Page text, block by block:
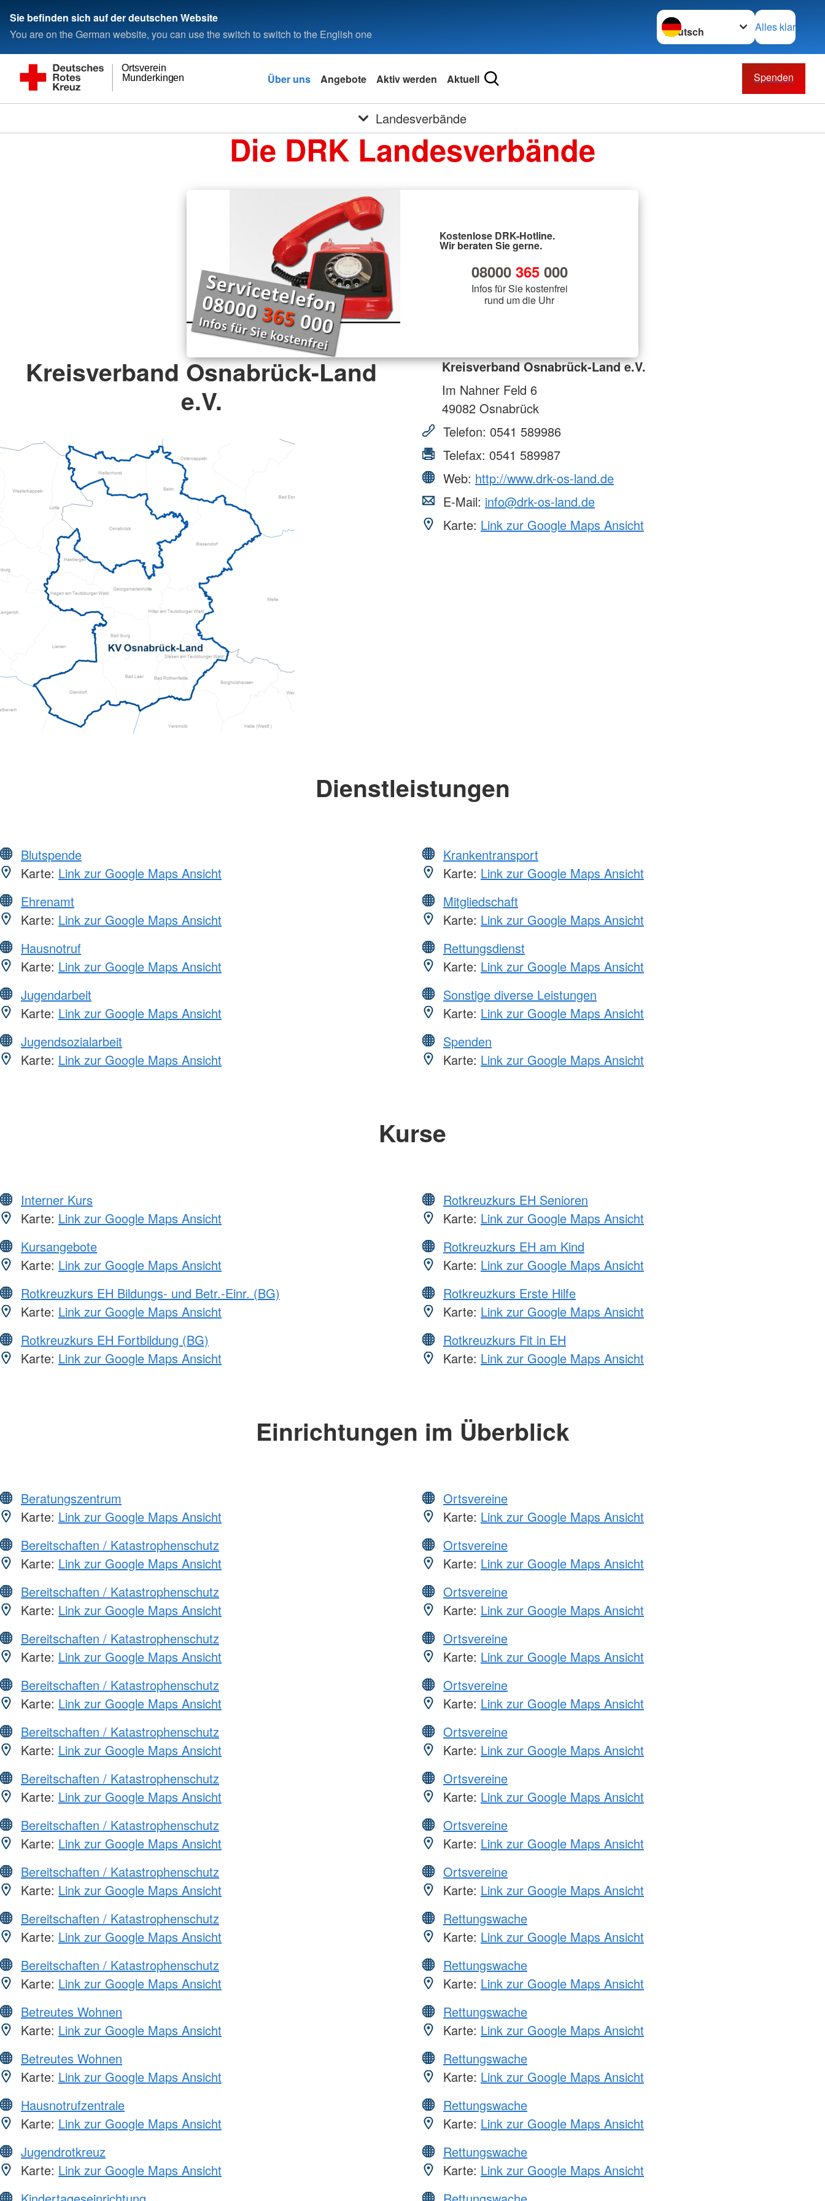
Sie befinden sich auf der deutschen Website
You are on the German website, you can use the switch to switch to the English one
Sprache wechseln zu
Alles klar
Munderkingen
Ortsverein
Über uns Angebote Aktiv werden Aktuell Spenden
Landesverbände
Die DRK Landesverbände
Kostenlose DRK-Hotline.
Wir beraten Sie gerne.
08000 365000
Infos für Sie kostenfrei
rund um die Uhr
Kreisverband Osnabrück-Land
e.V.
Kreisverband Osnabrück-Land e.V.
Im Nahner Feld 6
49082 Osnabrück
Telefon: 0541 589986
Telefax: 0541 589987
Web: http://www.drk-os-land.de
E-Mail: info@drk-os-land.de
Karte: Link zur Google Maps Ansicht
Dienstleistungen
Blutspende
Karte: Link zur Google Maps Ansicht
Ehrenamt
Karte: Link zur Google Maps Ansicht
Hausnotruf
Karte: Link zur Google Maps Ansicht
Jugendarbeit
Karte: Link zur Google Maps Ansicht
Jugendsozialarbeit
Karte: Link zur Google Maps Ansicht
Krankentransport
Karte: Link zur Google Maps Ansicht
Mitgliedschaft
Karte: Link zur Google Maps Ansicht
Rettungsdienst
Karte: Link zur Google Maps Ansicht
Sonstige diverse Leistungen
Karte: Link zur Google Maps Ansicht
Spenden
Karte: Link zur Google Maps Ansicht
Kurse
Interner Kurs
Karte: Link zur Google Maps Ansicht
Kursangebote
Karte: Link zur Google Maps Ansicht
Rotkreuzkurs EH Bildungs- und Betr.-Einr. (BG)
Karte: Link zur Google Maps Ansicht
Rotkreuzkurs EH Fortbildung (BG)
Karte: Link zur Google Maps Ansicht
Rotkreuzkurs EH Senioren
Karte: Link zur Google Maps Ansicht
Rotkreuzkurs EH am Kind
Karte: Link zur Google Maps Ansicht
Rotkreuzkurs Erste Hilfe
Karte: Link zur Google Maps Ansicht
Rotkreuzkurs Fit in EH
Karte: Link zur Google Maps Ansicht
Einrichtungen im Überblick
Beratungszentrum
Karte: Link zur Google Maps Ansicht
Bereitschaften / Katastrophenschutz
Karte: Link zur Google Maps Ansicht
Bereitschaften / Katastrophenschutz
Karte: Link zur Google Maps Ansicht
Bereitschaften / Katastrophenschutz
Karte: Link zur Google Maps Ansicht
Bereitschaften / Katastrophenschutz
Karte: Link zur Google Maps Ansicht
Bereitschaften / Katastrophenschutz
Karte: Link zur Google Maps Ansicht
Bereitschaften / Katastrophenschutz
Karte: Link zur Google Maps Ansicht
Bereitschaften / Katastrophenschutz
Karte: Link zur Google Maps Ansicht
Bereitschaften / Katastrophenschutz
Karte: Link zur Google Maps Ansicht
Bereitschaften / Katastrophenschutz
Karte: Link zur Google Maps Ansicht
Bereitschaften / Katastrophenschutz
Karte: Link zur Google Maps Ansicht
Betreutes Wohnen
Karte: Link zur Google Maps Ansicht
Betreutes Wohnen
Karte: Link zur Google Maps Ansicht
Hausnotrufzentrale
Karte: Link zur Google Maps Ansicht
Jugendrotkreuz
Karte: Link zur Google Maps Ansicht
Ortsvereine
Karte: Link zur Google Maps Ansicht
Ortsvereine
Karte: Link zur Google Maps Ansicht
Ortsvereine
Karte: Link zur Google Maps Ansicht
Ortsvereine
Karte: Link zur Google Maps Ansicht
Ortsvereine
Karte: Link zur Google Maps Ansicht
Ortsvereine
Karte: Link zur Google Maps Ansicht
Ortsvereine
Karte: Link zur Google Maps Ansicht
Ortsvereine
Karte: Link zur Google Maps Ansicht
Ortsvereine
Karte: Link zur Google Maps Ansicht
Rettungswache
Karte: Link zur Google Maps Ansicht
Rettungswache
Karte: Link zur Google Maps Ansicht
Rettungswache
Karte: Link zur Google Maps Ansicht
Rettungswache
Karte: Link zur Google Maps Ansicht
Rettungswache
Karte: Link zur Google Maps Ansicht
Rettungswache
Karte: Link zur Google Maps Ansicht